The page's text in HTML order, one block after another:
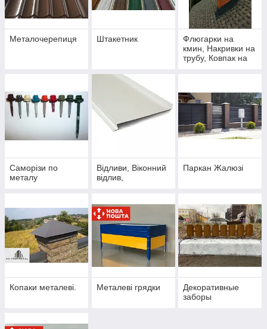
Металочерепиця Штакетник
Флюгарки на
кмин, Накривки на
трубу, Ковпак на
Саморізи по
металу
Відливи, Віконний
відлив,
Паркан Жалюзі
Копаки металеві. Металеві грядки
Декоративные
заборы